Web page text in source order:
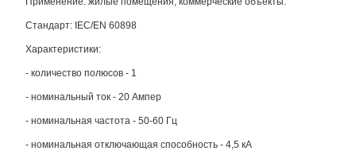
Стандарт: IEC/EN 60898
Характеристики:
- количество полюсов - 1
- номинальный ток - 20 Ампер
- номинальная частота - 50-60 Гц
- номинальная отключающая способность - 4,5 кА